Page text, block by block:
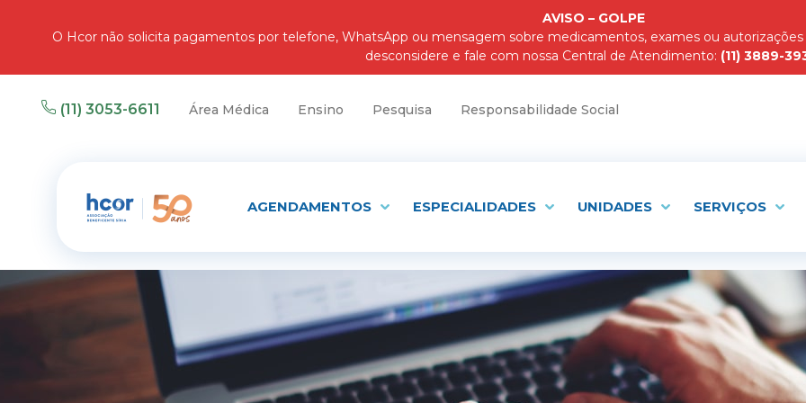
AVISO – GOLPE
O Hcor não solicita pagamentos por telefone, WhatsApp ou mensagem sobre medicamentos, exames ou
desconsidere e fale com nossa Central de Atendimento: (11) 3889-
(11) 3053-6611 Área Médica Ensino Pesquisa Responsabilidade Social
AGENDAMENTOS ESPECIALIDADES UNIDADES SERVIÇOS